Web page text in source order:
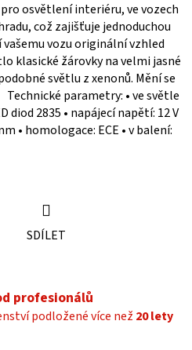
osvětlení interiéru, ve vozech
což zajišťuje jednoduchou
vozu originální vzhled
klasické žárovky na velmi jasné
světlu z xenonů. Mění se
parametry: • ve světle
diod 2835 • napájecí napětí: 12 V
• homologace: ECE • v balení:
SDÍLET
profesionálů
podložené více než 20 lety